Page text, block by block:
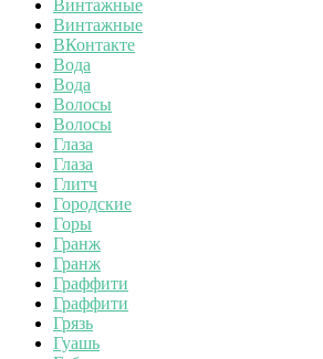
Винтажные
Винтажные
ВКонтакте
Вода
Вода
Волосы
Волосы
Глаза
Глаза
Глитч
Городские
Горы
Гранж
Гранж
Граффити
Граффити
Грязь
Гуашь